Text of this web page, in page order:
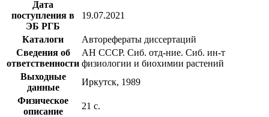
Дата
поступления в
ЭБ РГБ
19.07.2021
Каталоги
Авторефераты диссертаций
Сведения об
ответственности
АН СССР. Сиб. отд-ние. Сиб. ин-т
физиологии и биохимии растений
Выходные
данные
Иркутск, 1989
Физическое
описание
21 с.